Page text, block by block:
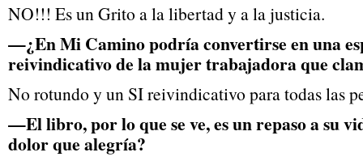
NO!!! Es un Grito a la libertad y a la justicia.
—¿En Mi Camino podría convertirse en una
reivindicativo de la mujer trabajadora que
No rotundo y un SI reivindicativo para todas las
—El libro, por lo que se ve, es un repaso a su
dolor que alegría?